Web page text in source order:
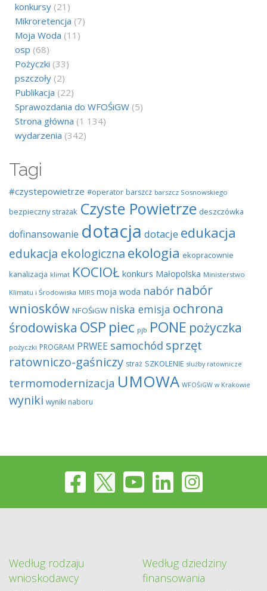
konkursy (21)
Mikroretencja (7)
Moja Woda (11)
osp (68)
Pożyczki (33)
pszczoły (2)
Publikacja (22)
Sprawozdania do WFOŚiGW (5)
Strona główna (1 134)
wydarzenia (342)
Tagi
#czystepowietrze #operator barszcz barszcz Sosnowskiego
bezpieczny strażak Czyste Powietrze deszczówka
dofinansowanie dotacja dotacje edukacja
edukacja ekologiczna ekologia ekopracownie
kanalizacja klimat KOCIOŁ konkurs Małopolska Ministerstwo
Klimatu i Środowiska MIRS moja woda nabór nabór
wniosków NFOŚiGW niska emisja ochrona
środowiska OSP piec pjb PONE pożyczka
pożyczki PROGRAM PRWEE samochód sprzęt
ratowniczo-gaśniczy straż SZKOLENIE służby ratownicze
termomodernizacja UMOWA WFOŚiGW w Krakowie
wyniki wyniki naboru
Według rodzaju
wnioskodawcy
Według dziedziny
finansowania